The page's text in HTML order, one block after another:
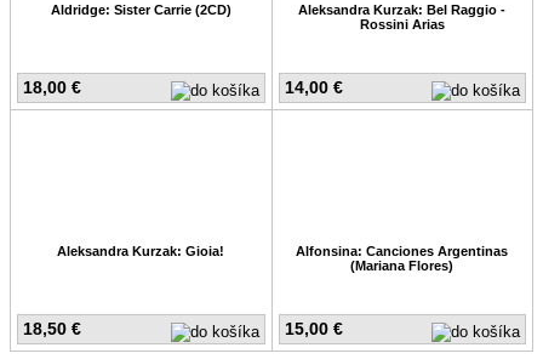
18,00 €
Aldridge: Sister Carrie (2CD)
14,00 €
Aleksandra Kurzak: Bel Raggio -
Rossini Arias
18,50 €
Aleksandra Kurzak: Gioia!
15,00 €
Alfonsina: Canciones Argentinas
(Mariana Flores)